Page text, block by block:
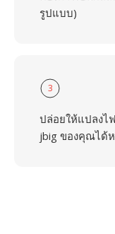
รูปแบบ)
3
ปล่อยให้แปลงไ
jbig ของคุณได้